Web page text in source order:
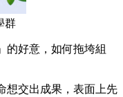
群
的好意，如何拖垮組
想交出成果，表面上先